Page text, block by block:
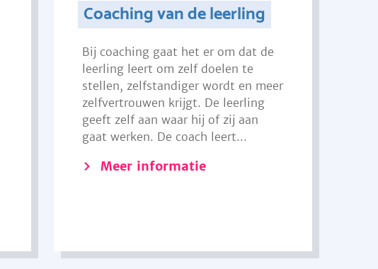
Coaching van de leerling
Bij coaching gaat het er om dat de
leerling leert om zelf doelen te
stellen, zelfstandiger wordt en meer
zelfvertrouwen krijgt. De leerling
geeft zelf aan waar hij of zij aan
gaat werken. De coach leert...
Meer informatie